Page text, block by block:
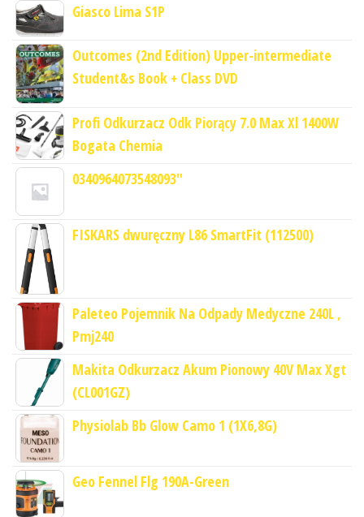
Giasco Lima S1P
Outcomes (2nd Edition) Upper-intermediate
Student&s Book + Class DVD
Profi Odkurzacz Odk Piorący 7.0 Max Xl 1400W
Bogata Chemia
0340964073548093"
FISKARS dwuręczny L86 SmartFit (112500)
Paleteo Pojemnik Na Odpady Medyczne 240L ,
Pmj240
Makita Odkurzacz Akum Pionowy 40V Max Xgt
(CL001GZ)
Physiolab Bb Glow Camo 1 (1X6,8G)
Geo Fennel Flg 190A-Green